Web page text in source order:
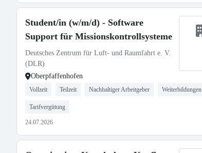
Student/in (w/m/d) - Software
Support für Missionskontrollsysteme
Deutsches Zentrum für Luft- und Raumfahrt e. V.
(DLR)
Oberpfaffenhofen
Vollzeit Teilzeit Nachhaltiger Arbeitgeber Weiterbildungen
Tarifvergütung
24.07.2026